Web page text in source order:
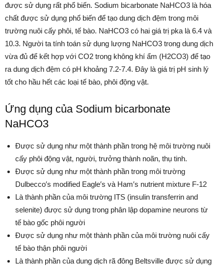
được sử dụng rất phổ biến. Sodium bicarbonate NaHCO3 là hóa
chất được sử dụng phổ biến để tạo dung dịch đệm trong môi
trường nuôi cấy phôi, tế bào. NaHCO3 có hai giá trị pka là 6.4 và
10.3. Người ta tính toán sử dụng lượng NaHCO3 trong dung dịch
vừa đủ để kết hợp với CO2 trong không khí ẩm (H2CO3) để tạo
ra dung dịch đệm có pH khoảng 7.2-7.4. Đây là giá trị pH sinh lý
tốt cho hầu hết các loại tế bào, phôi động vật.
Ứng dụng của Sodium bicarbonate
NaHCO3
Được sử dụng như một thành phần trong hệ môi trường nuôi
cấy phôi động vật, người, trưởng thành noãn, thụ tinh.
Được sử dụng như một thành phần trong môi trường
Dulbecco′s modified Eagle′s và Ham′s nutrient mixture F-12
Là thành phần của môi trường ITS (insulin transferrin and
selenite) được sử dụng trong phân lập dopamine neurons từ
tế bào gốc phôi người
Được sử dụng như một thành phần của môi trường nuôi cấy
tế bào thận phôi người
Là thành phần của dung dịch rã đông Beltsville được sử dụng